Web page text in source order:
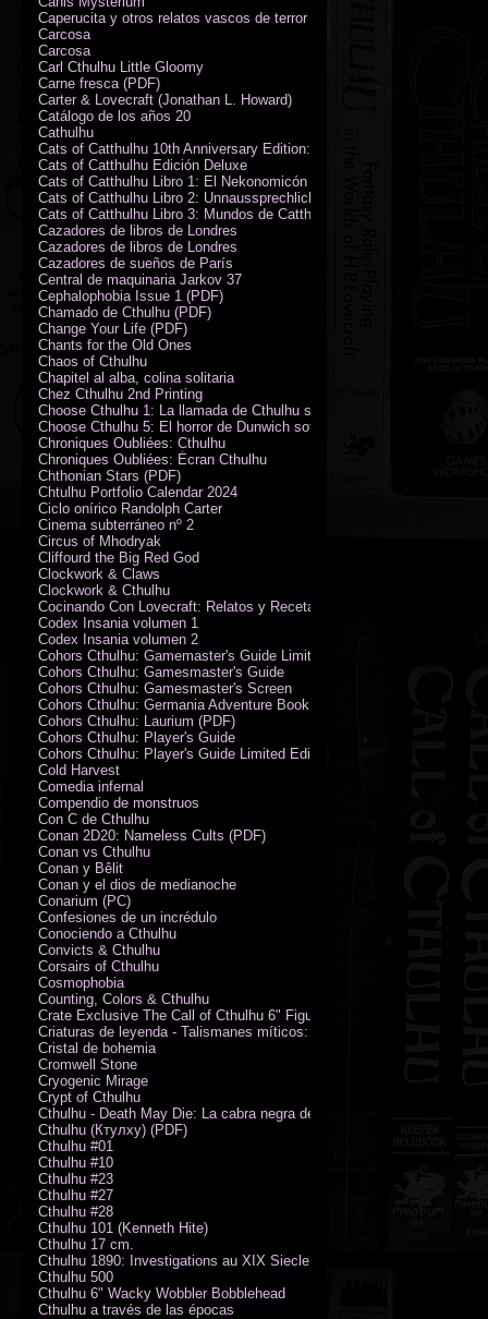
Caperucita y otros relatos vascos de terror (M. Rodríguez)
Carcosa
Carcosa
Carl Cthulhu Little Gloomy
Carne fresca (PDF)
Carter & Lovecraft (Jonathan L. Howard)
Catálogo de los años 20
Cathulhu
Cats of Catthulhu 10th Anniversary Edition: Quick Start Rules
Cats of Catthulhu Edición Deluxe
Cats of Catthulhu Libro 1: El Nekonomicón
Cats of Catthulhu Libro 2: Unnaussprechlichen Katzen
Cats of Catthulhu Libro 3: Mundos de Catthulhu
Cazadores de libros de Londres
Cazadores de libros de Londres
Cazadores de sueños de París
Central de maquinaria Jarkov 37
Cephalophobia Issue 1 (PDF)
Chamado de Cthulhu (PDF)
Change Your Life (PDF)
Chants for the Old Ones
Chaos of Cthulhu
Chapitel al alba, colina solitaria
Chez Cthulhu 2nd Printing
Choose Cthulhu 1: La llamada de Cthulhu softcover
Choose Cthulhu 5: El horror de Dunwich softcover
Chroniques Oubliées: Cthulhu
Chroniques Oubliées: Écran Cthulhu
Chthonian Stars (PDF)
Chtulhu Portfolio Calendar 2024
Ciclo onírico Randolph Carter
Cinema subterráneo nº 2
Circus of Mhodryak
Cliffourd the Big Red God
Clockwork & Claws
Clockwork & Cthulhu
Cocinando Con Lovecraft: Relatos y Recetas de Humor Sobrenatural
Codex Insania volumen 1
Codex Insania volumen 2
Cohors Cthulhu: Gamemaster's Guide Limited Edition
Cohors Cthulhu: Gamesmaster's Guide
Cohors Cthulhu: Gamesmaster's Screen
Cohors Cthulhu: Germania Adventure Book
Cohors Cthulhu: Laurium (PDF)
Cohors Cthulhu: Player's Guide
Cohors Cthulhu: Player's Guide Limited Edition
Cold Harvest
Comedia infernal
Compendio de monstruos
Con C de Cthulhu
Conan 2D20: Nameless Cults (PDF)
Conan vs Cthulhu
Conan y Bêlit
Conan y el dios de medianoche
Conarium (PC)
Confesiones de un incrédulo
Conociendo a Cthulhu
Convicts & Cthulhu
Corsairs of Cthulhu
Cosmophobia
Counting, Colors & Cthulhu
Crate Exclusive The Call of Cthulhu 6" Figure von Austin James
Criaturas de leyenda - Talismanes míticos: Símbolo arcano
Cristal de bohemia
Cromwell Stone
Cryogenic Mirage
Crypt of Cthulhu
Cthulhu - Death May Die: La cabra negra de los bosques
Cthulhu (Ктулху) (PDF)
Cthulhu #01
Cthulhu #10
Cthulhu #23
Cthulhu #27
Cthulhu #28
Cthulhu 101 (Kenneth Hite)
Cthulhu 17 cm.
Cthulhu 1890: Investigations au XIX Siecle
Cthulhu 500
Cthulhu 6" Wacky Wobbler Bobblehead
Cthulhu a través de las épocas